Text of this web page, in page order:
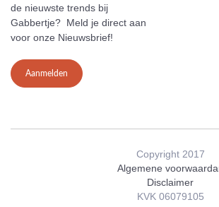
de nieuwste trends bij
Gabbertje? Meld je direct aan
voor onze Nieuwsbrief!
Aanmelden
Copyright 2017
Algemene
Disclaimer
KVK 06079105